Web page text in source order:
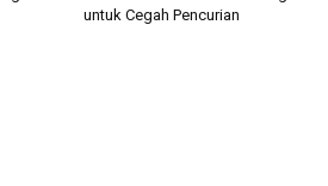
untuk Cegah Pencurian